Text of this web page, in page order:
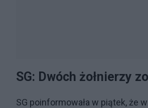
SG: Dwóch żołnierzy
SG poinformowała w piątek, że